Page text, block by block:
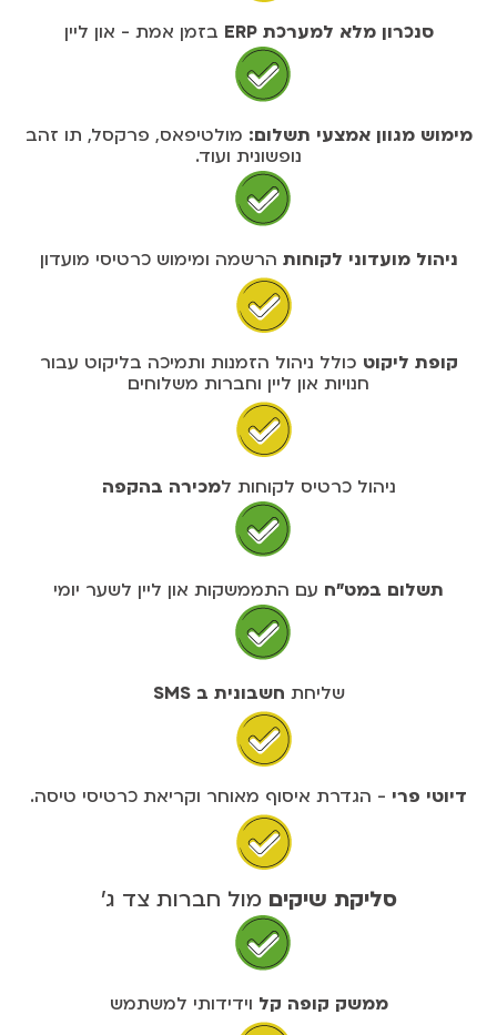
סנכרון מלא למערכת ERP בזמן אמת - און ליין
מימוש מגוון אמצעי תשלום: מולטיפאס, פרקסל, תו זהב
נופשונית ועוד.
ניהול מועדוני לקוחות הרשמה ומימוש כרטיסי מועדון
קופת ליקוט כולל ניהול הזמנות ותמיכה בליקוט עבור
חנויות און ליין וחברות משלוחים
ניהול כרטיס לקוחות למכירה בהקפה
תשלום במט"ח עם התממשקות און ליין לשער יומי
שליחת חשבונית ב SMS
דיוטי פרי - הגדרת איסוף מאוחר וקריאת כרטיסי טיסה.
סליקת שיקים מול חברות צד ג'
ממשק קופה קל וידידותי למשתמש